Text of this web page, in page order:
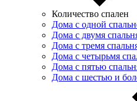
Количество спален
Дома с одной
Дома с двумя
Дома с тремя
Дома с четырьмя
Дома с пятью
Дома с шестью и